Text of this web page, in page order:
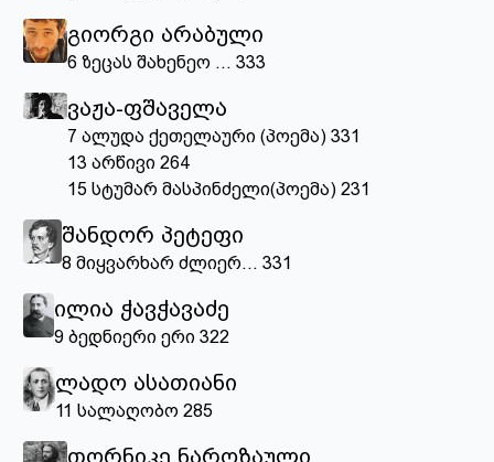
გიორგი არაბული
6 ზეცას შახენეო ... 333
ვაჟა-ფშაველა
7 ალუდა ქეთელაური (პოემა) 331
13 არწივი 264
15 სტუმარ მასპინძელი(პოემა) 231
შანდორ პეტეფი
8 მიყვარხარ ძლიერ... 331
ილია ჭავჭავაძე
9 ბედნიერი ერი 322
ლადო ასათიანი
11 სალაღობო 285
თორნიკე ნაროზაული